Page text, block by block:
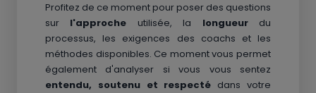
Profitez de ce moment pour poser des questions
sur l'approche utilisée, la longueurdu
processus, les exigences des coachs et les
méthodes disponibles. Ce moment vous permet
également d'analyser si vous vous sentez
entendu, soutenu et respecté dans votre